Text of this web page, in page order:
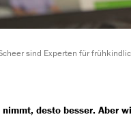
sind Experten für
desto besser. Aber